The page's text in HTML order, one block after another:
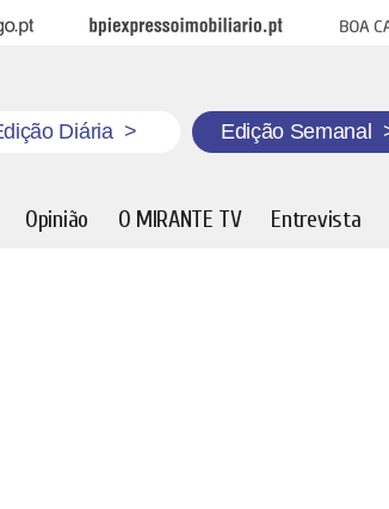
BPI Expresso Imobiliário Boa
Diária > Edição Semanal
Opinião O MIRANTE TV Entrevista